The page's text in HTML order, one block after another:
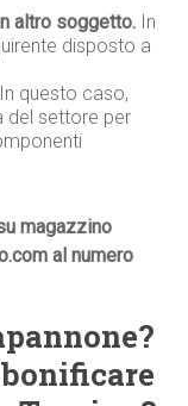
altro soggetto. In
disposto a
In questo caso,
del settore per
magazzino
al numero
bonificare